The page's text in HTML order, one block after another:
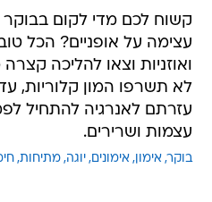
קשוח לכם מדי לקום בבוקר
עצימה על אופניים? הכל
ואוזניות וצאו להליכה
לא תשרפו המון קלוריות,
עזרתם לאנרגיה להתחיל
עצמות ושרירים.
בוקר אימון אימונים יוגה מתיחות